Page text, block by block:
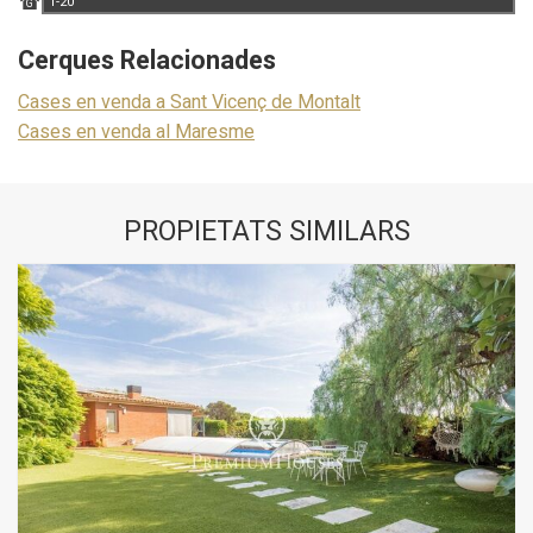
G
Cerques Relacionades
Cases en venda a Sant Vicenç de Montalt
Cases en venda al Maresme
PROPIETATS SIMILARS